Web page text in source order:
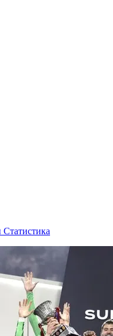
Статистика